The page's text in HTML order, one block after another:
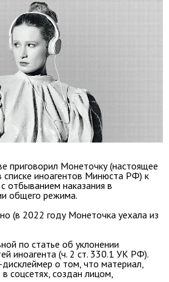
приговорил Монеточку (настоящее
иноагентов Минюста РФ) к
отбыванием наказания в
общего режима.
(в 2022 году Монеточка уехала из
по статье об уклонении
иноагента (ч. 2 ст. 330.1 УК РФ).
о том, что материал,
соцсетях, создан лицом,